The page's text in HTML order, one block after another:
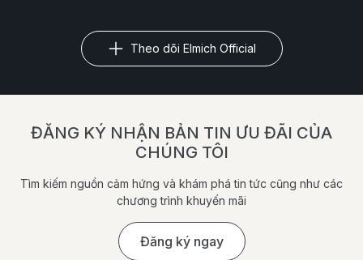
Theo dõi Elmich Official
ĐĂNG KÝ NHẬN BẢN TIN ƯU ĐÃI CỦA
CHÚNG TÔI
Tìm kiếm nguồn cảm hứng và khám phá tin tức cũng như các
chương trình khuyến mãi
Đăng ký ngay